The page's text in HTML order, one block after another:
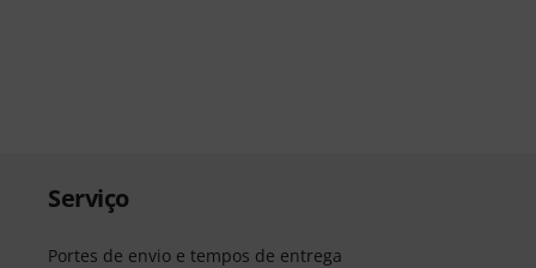
Serviço
Portes de envio e tempos de entrega